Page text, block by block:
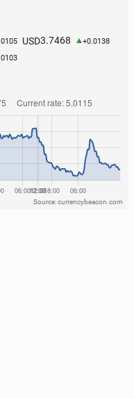
USD3.7468 +0.0138
Source: currencybeacon.com